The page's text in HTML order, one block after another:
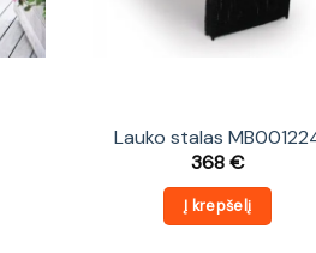
Lauko stalas
368€
Į krepšelį